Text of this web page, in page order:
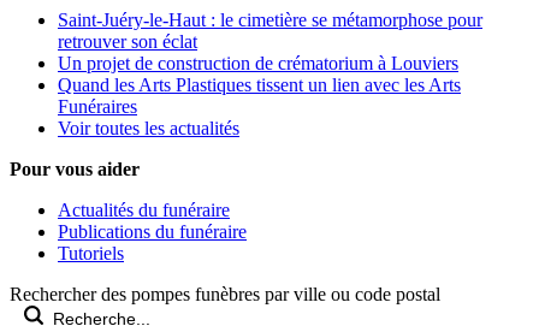
Saint-Juéry-le-Haut : le cimetière se métamorphose pour
retrouver son éclat
Un projet de construction de crématorium à Louviers
Quand les Arts Plastiques tissent un lien avec les Arts
Funéraires
Voir toutes les actualités
Pour vous aider
Actualités du funéraire
Publications du funéraire
Tutoriels
Rechercher des pompes funèbres par ville ou code postal